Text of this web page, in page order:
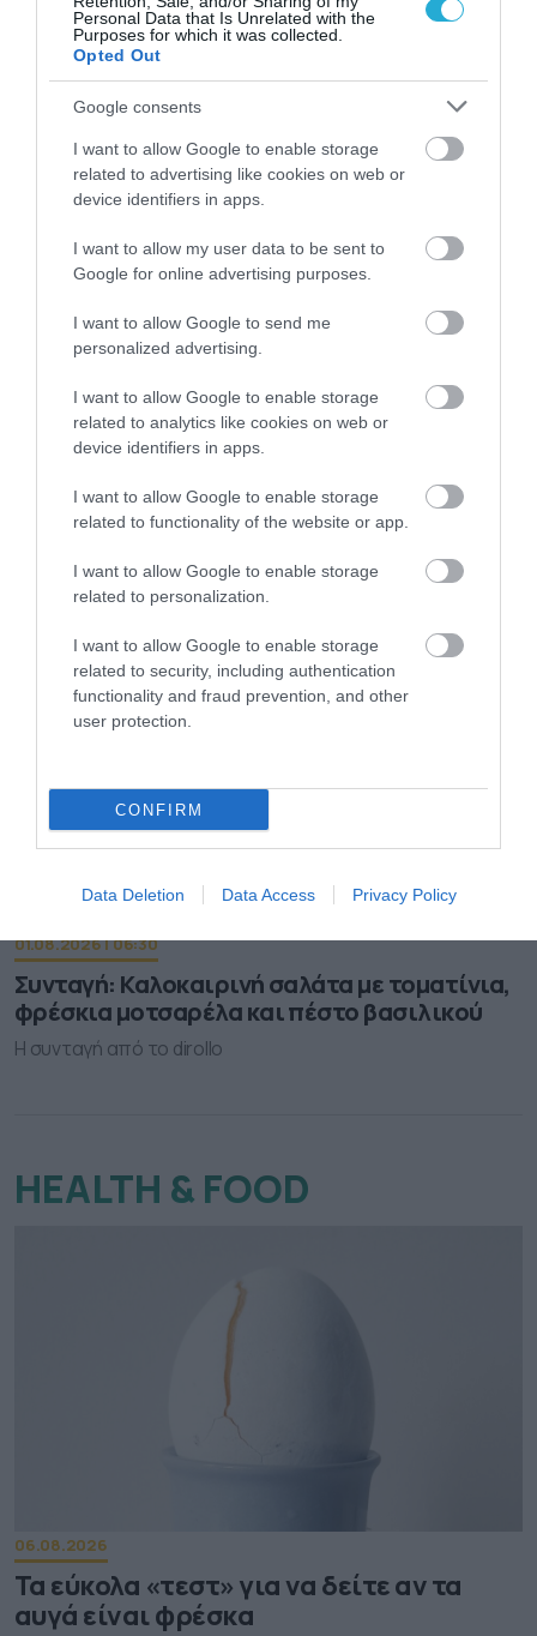
Personal Data that Is Unrelated with the
Purposes for which it was collected.
Opted Out
Google consents
I want to allow Google to enable storage
related to advertising like cookies on web or
device identifiers in apps.
I want to allow my user data to be sent to
Google for online advertising purposes.
I want to allow Google to send me
personalized advertising.
I want to allow Google to enable storage
related to analytics like cookies on web or
device identifiers in apps.
I want to allow Google to enable storage
related to functionality of the website or app.
I want to allow Google to enable storage
related to personalization.
I want to allow Google to enable storage
related to security, including authentication
functionality and fraud prevention, and other
user protection.
CONFIRM
Data Deletion Data Access Privacy Policy
ανανά
Η συνταγή από τη Dole
02.08.2026 | 06:30
Πώς θα φτιάξετε σπιτικά ζελεδάκια χωρίς
ζάχαρη με 2 μόνο υλικά
Θα χρειαστείτε μόλις δύο υλικά για να φτιάξετε σπιτικά
ζελεδάκια χωρίς ζάχαρη. Η συνταγή από τον σεφ Γαβριήλ
Νικολαΐδη. Υλικά Για τα ζελεδάκια Ρόδι 300 ml χυμός
ροδιού 30 γρ. ζελατίνη σε σκόνη Για τα ζελεδάκια
ζελατίνη σε σκόνη Εκτέλεση Για τα ζελεδάκια Ρόδι
Χωρίζουμε […]
01.08.2026 | 06:30
Συνταγή: Καλοκαιρινή σαλάτα με τοματίνια,
φρέσκια μοτσαρέλα και πέστο βασιλικού
Η συνταγή από το dirollo
HEALTH & FOOD
06.08.2026
Τα εύκολα «τεστ» για να δείτε αν τα
αυγά είναι φρέσκα